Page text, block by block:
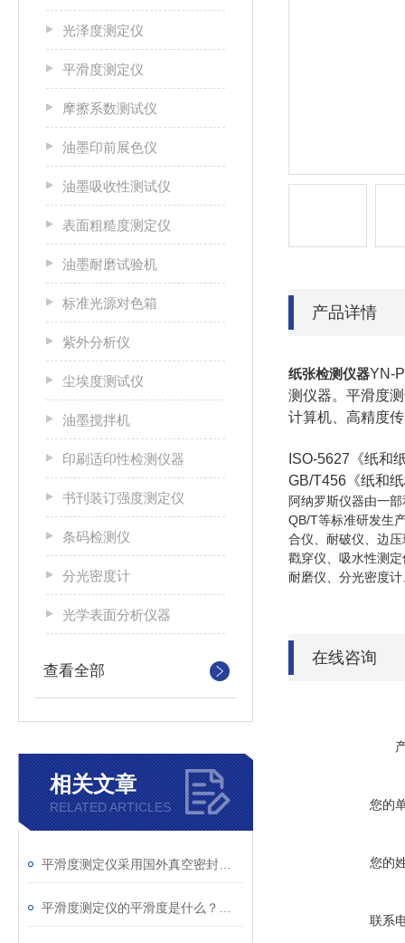
光泽度测定仪
平滑度测定仪
摩擦系数测试仪
油墨印前展色仪
油墨吸收性测试仪
表面粗糙度测定仪
油墨耐磨试验机
标准光源对色箱
紫外分析仪
尘埃度测试仪
油墨搅拌机
印刷适印性检测仪器
书刊装订强度测定仪
条码检测仪
分光密度计
光学表面分析仪器
查看全部
相关文章
RELATED ARTICLES
产品详情
纸张检测仪器YN-
测仪器。平滑度
计算机、高精度
ISO-5627《纸和
GB/T456《纸和
阿纳罗斯仪器由一
QB/T等标准研发生
合仪、耐破仪、边
戳穿仪、吸水性测
耐磨仪、分光密度
在线咨询
您的
您的
联系